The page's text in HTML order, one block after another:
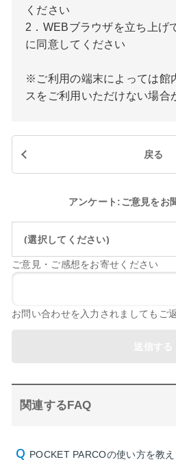
ください
2．WEBブラウザを立ち上げ
に同意してください
※ご利用の端末によっては館
スをご利用いただけない場合
戻る
アンケート:ご意見をお
(選択してください)
ご意見・ご感想をお寄せください
お問い合わせを入力されましてもご
関連するFAQ
POCKET PARCOの使い方を教え